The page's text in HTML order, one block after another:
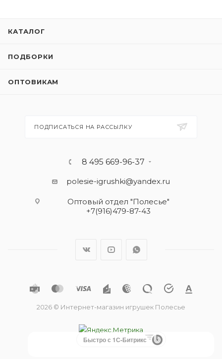
КАТАЛОГ
ПОДБОРКИ
ОПТОВИКАМ
ПОДПИСАТЬСЯ НА РАССЫЛКУ
8 495 669-96-37
polesie-igrushki@yandex.ru
Оптовый отдел "Полесье"
+7(916)479-87-43
2026 © Интернет-магазин игрушек Полесье
Быстро с 1С-Битрикс